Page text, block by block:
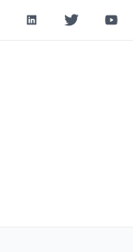
InstagramLinkedinTwitter